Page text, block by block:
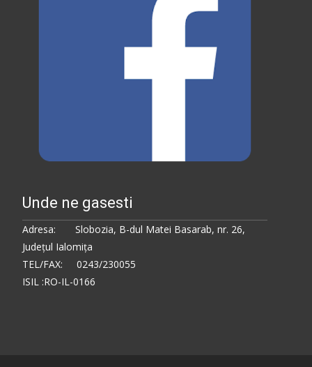
Unde ne gasesti
Adresa: Slobozia, B-dul Matei Basarab, nr. 26,
Judeţul Ialomiţa
TEL/FAX: 0243/230055
ISIL :RO-IL-0166